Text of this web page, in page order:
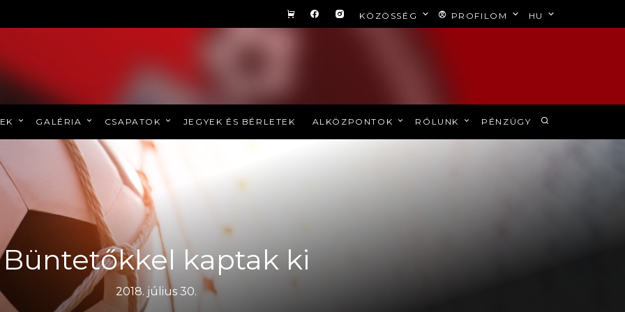
KÖZÖSSÉG PROFILOM HU
GALÉRIA CSAPATOK JEGYEK ÉS BÉRLETEK ALKÖZPONTOK RÓLUNK PÉNZÜGY
Büntetőkkel kaptak ki
2018. július 30.